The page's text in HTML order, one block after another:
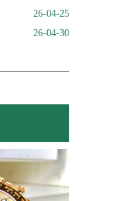
26-04-25
26-04-30